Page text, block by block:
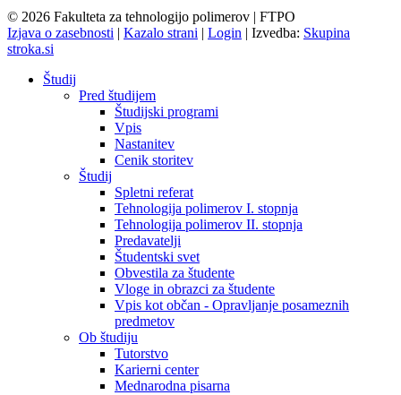
© 2026 Fakulteta za tehnologijo polimerov | FTPO
Izjava o zasebnosti | Kazalo strani | Login | Izvedba: Skupina
stroka.si
Študij
Pred študijem
Študijski programi
Vpis
Nastanitev
Cenik storitev
Študij
Spletni referat
Tehnologija polimerov I. stopnja
Tehnologija polimerov II. stopnja
Predavatelji
Študentski svet
Obvestila za študente
Vloge in obrazci za študente
Vpis kot občan - Opravljanje posameznih
predmetov
Ob študiju
Tutorstvo
Karierni center
Mednarodna pisarna